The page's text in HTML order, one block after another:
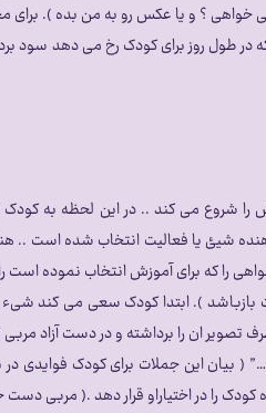
؟ و یا عکس رو به من بده ). برای
در طول روز برای کودک رخ می دهد
شروع می کند .. در این لحظه به
شیئ یا فعالیت انتخاب شده است ..
را که برای آموزش انتخاب نموده
). ابتدا کودک سعی می کند شیء
ان را برداشته و در دست آزاد
این جملات برای کودک فوایدی در
را در اختیاراو قرار دهد .( مربی دست